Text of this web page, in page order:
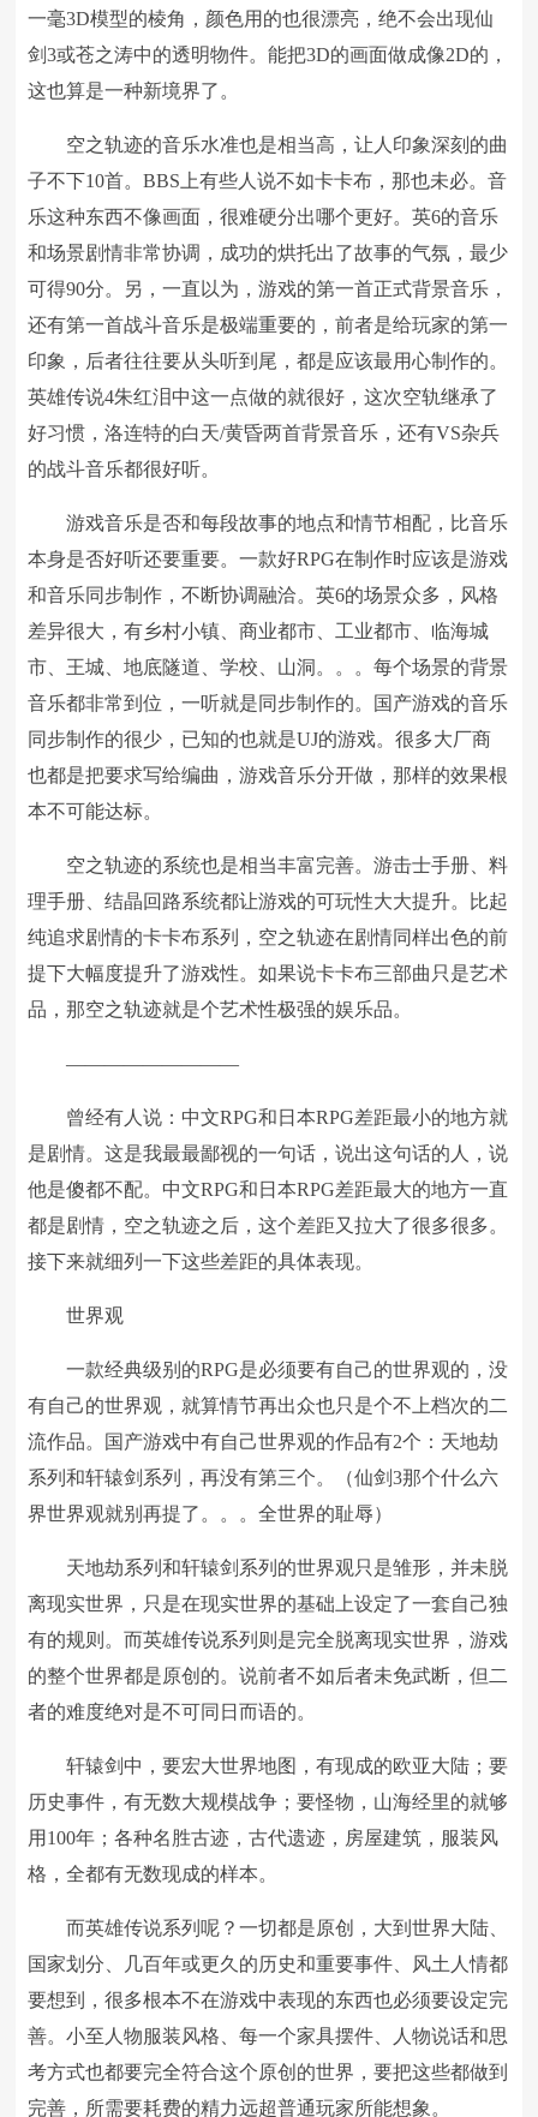
一毫3D模型的棱角，颜色用的也很漂亮，绝不会出现仙
剑3或苍之涛中的透明物件。能把3D的画面做成像2D的，
这也算是一种新境界了。
空之轨迹的音乐水准也是相当高，让人印象深刻的曲
子不下10首。BBS上有些人说不如卡卡布，那也未必。音
乐这种东西不像画面，很难硬分出哪个更好。英6的音乐
和场景剧情非常协调，成功的烘托出了故事的气氛，最少
可得90分。另，一直以为，游戏的第一首正式背景音乐，
还有第一首战斗音乐是极端重要的，前者是给玩家的第一
印象，后者往往要从头听到尾，都是应该最用心制作的。
英雄传说4朱红泪中这一点做的就很好，这次空轨继承了
好习惯，洛连特的白天/黄昏两首背景音乐，还有VS杂兵
的战斗音乐都很好听。
游戏音乐是否和每段故事的地点和情节相配，比音乐
本身是否好听还要重要。一款好RPG在制作时应该是游戏
和音乐同步制作，不断协调融洽。英6的场景众多，风格
差异很大，有乡村小镇、商业都市、工业都市、临海城
市、王城、地底隧道、学校、山洞。。。每个场景的背景
音乐都非常到位，一听就是同步制作的。国产游戏的音乐
同步制作的很少，已知的也就是UJ的游戏。很多大厂商
也都是把要求写给编曲，游戏音乐分开做，那样的效果根
本不可能达标。
空之轨迹的系统也是相当丰富完善。游击士手册、料
理手册、结晶回路系统都让游戏的可玩性大大提升。比起
纯追求剧情的卡卡布系列，空之轨迹在剧情同样出色的前
提下大幅度提升了游戏性。如果说卡卡布三部曲只是艺术
品，那空之轨迹就是个艺术性极强的娱乐品。
—————————
曾经有人说：中文RPG和日本RPG差距最小的地方就
是剧情。这是我最最鄙视的一句话，说出这句话的人，说
他是傻都不配。中文RPG和日本RPG差距最大的地方一直
都是剧情，空之轨迹之后，这个差距又拉大了很多很多。
接下来就细列一下这些差距的具体表现。
世界观
一款经典级别的RPG是必须要有自己的世界观的，没
有自己的世界观，就算情节再出众也只是个不上档次的二
流作品。国产游戏中有自己世界观的作品有2个：天地劫
系列和轩辕剑系列，再没有第三个。（仙剑3那个什么六
界世界观就别再提了。。。全世界的耻辱）
天地劫系列和轩辕剑系列的世界观只是雏形，并未脱
离现实世界，只是在现实世界的基础上设定了一套自己独
有的规则。而英雄传说系列则是完全脱离现实世界，游戏
的整个世界都是原创的。说前者不如后者未免武断，但二
者的难度绝对是不可同日而语的。
轩辕剑中，要宏大世界地图，有现成的欧亚大陆；要
历史事件，有无数大规模战争；要怪物，山海经里的就够
用100年；各种名胜古迹，古代遗迹，房屋建筑，服装风
格，全都有无数现成的样本。
而英雄传说系列呢？一切都是原创，大到世界大陆、
国家划分、几百年或更久的历史和重要事件、风土人情都
要想到，很多根本不在游戏中表现的东西也必须要设定完
善。小至人物服装风格、每一个家具摆件、人物说话和思
考方式也都要完全符合这个原创的世界，要把这些都做到
完善，所需要耗费的精力远超普通玩家所能想象。